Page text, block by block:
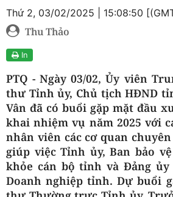
Thứ 2, 03/02/2025 | 15:08:50
Thu Thảo
In
PTQ - Ngày 03/02, Ủy viên
thư Tỉnh ủy, Chủ tịch HĐND
Vân đã có buổi gặp mặt đầu
khai nhiệm vụ năm 2025 với
nhân viên các cơ quan
giúp việc Tỉnh ủy, Ban bảo
khỏe cán bộ tỉnh và Đảng ủy
Doanh nghiệp tỉnh. Dự buổi